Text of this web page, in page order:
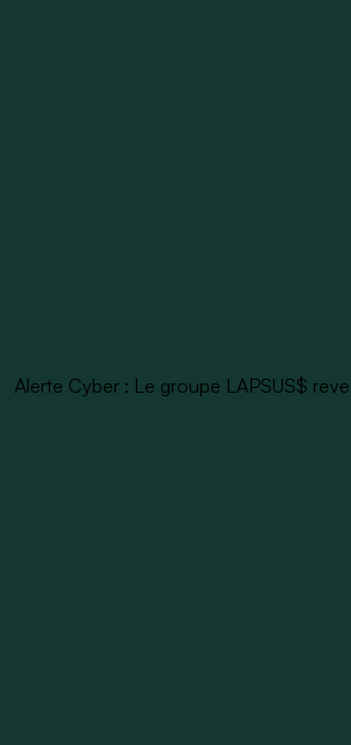
Alerte Cyber : Le groupe LAPSUS$